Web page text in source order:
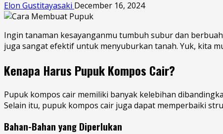
Elon Gustitayasaki December 16, 2024
Ingin tanaman kesayanganmu tumbuh subur dan
juga sangat efektif untuk menyuburkan tanah. Yuk, kita
Kenapa Harus Pupuk Kompos Cair?
Pupuk kompos cair memiliki banyak kelebihan
Selain itu, pupuk kompos cair juga dapat memperbaiki
Bahan-Bahan yang Diperlukan